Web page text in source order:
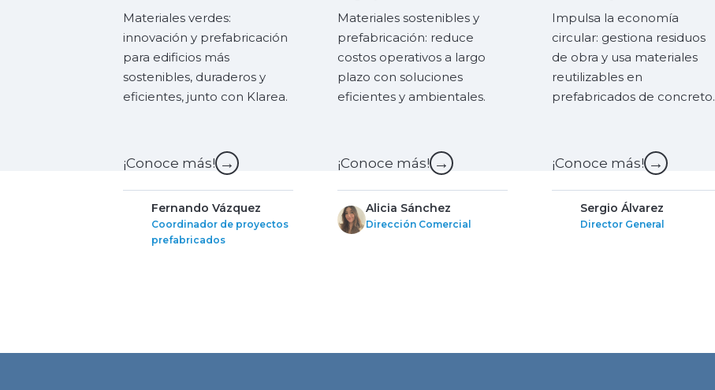
Materiales verdes:
innovación y prefabricación
para edificios más
sostenibles, duraderos y
eficientes, junto con Klarea.
¡Conoce más! →
Fernando Vázquez
Coordinador de proyectos
prefabricados
comparativo
Materiales sostenibles y
prefabricación: reduce
costos operativos a largo
plazo con soluciones
eficientes y ambientales.
¡Conoce más! →
Alicia Sánchez
Dirección Comercial
reutilizables
Impulsa la economía
circular: gestiona residuos
de obra y usa materiales
reutilizables en
prefabricados de concreto.
¡Conoce más! →
Sergio Álvarez
Director General